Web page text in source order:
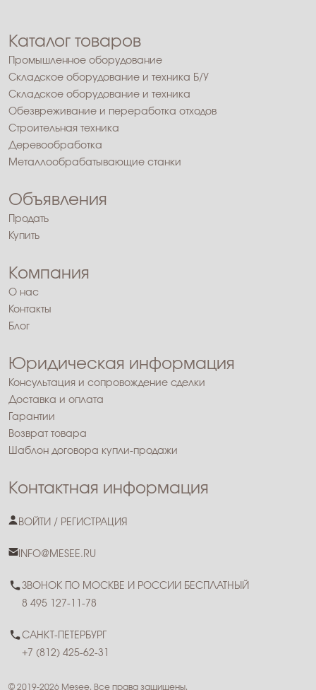
Каталог товаров
Промышленное оборудование
Складское оборудование и техника Б/У
Складское оборудование и техника
Обезвреживание и переработка отходов
Строительная техника
Деревообработка
Металлообрабатывающие станки
Объявления
Продать
Купить
Компания
О нас
Контакты
Блог
Юридическая информация
Консультация и сопровождение сделки
Доставка и оплата
Гарантии
Возврат товара
Шаблон договора купли-продажи
Контактная информация
ВОЙТИ / РЕГИСТРАЦИЯ
INFO@MESEE.RU
ЗВОНОК ПО МОСКВЕ И РОССИИ БЕСПЛАТНЫЙ
8 495 127-11-78
САНКТ-ПЕТЕРБУРГ
+7 (812) 425-62-31
© 2019-2026 Mesee. Все права защищены.